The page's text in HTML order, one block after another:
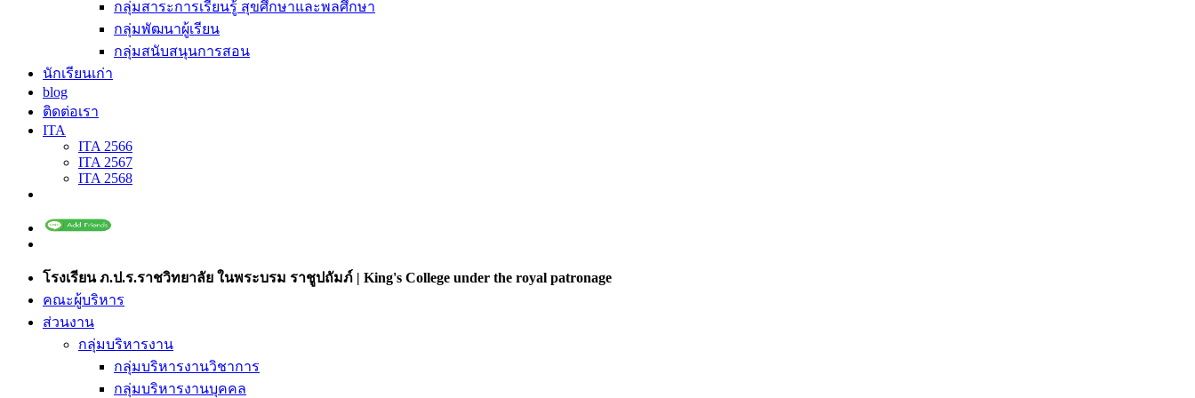
กลุ่มสาระการเรียนรู้ สุขศึกษาและพลศึกษา
กลุ่มพัฒนาผู้เรียน
กลุ่มสนับสนุนการสอน
นักเรียนเก่า
blog
ติดต่อเรา
ITA
ITA 2566
ITA 2567
ITA 2568
โรงเรียน ภ.ป.ร.ราชวิทยาลัย ในพระบรม ราชูปถัมภ์ | King's College under the royal patronage
คณะผู้บริหาร
ส่วนงาน
กลุ่มบริหารงาน
กลุ่มบริหารงานวิชาการ
กลุ่มบริหารงานบุคคล